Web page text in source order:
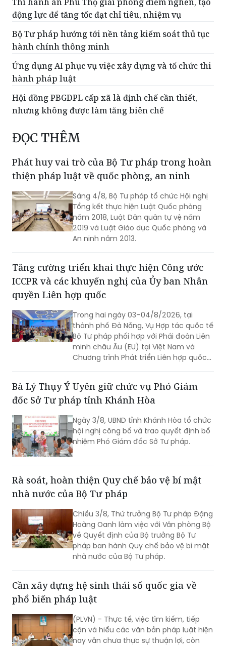
động lực để tăng tốc đạt chỉ tiêu, nhiệm vụ
Bộ Tư pháp hướng tới nền tảng kiểm soát thủ tục
hành chính thông minh
Ứng dụng AI phục vụ việc xây dựng và tổ chức thi
hành pháp luật
Hội đồng PBGDPL cấp xã là định chế cần thiết,
nhưng không được làm tăng biên chế
ĐỌC THÊM
Phát huy vai trò của Bộ Tư pháp trong hoàn
thiện pháp luật về quốc phòng, an ninh
Sáng 4/8, Bộ Tư pháp tổ chức Hội nghị
Tổng kết thực hiện Luật Quốc phòng
năm 2018, Luật Dân quân tự vệ năm
2019 và Luật Giáo dục Quốc phòng và
An ninh năm 2013.
Tăng cường triển khai thực hiện Công ước
ICCPR và các khuyến nghị của Ủy ban Nhân
quyền Liên hợp quốc
Trong hai ngày 03–04/8/2026, tại
thành phố Đà Nẵng, Vụ Hợp tác quốc tế
Bộ Tư pháp phối hợp với Phái đoàn Liên
minh châu Âu (EU) tại Việt Nam và
Chương trình Phát triển Liên hợp quốc
ban Nhân quyền Liên hợp quốc đối với
Báo cáo định kỳ lần thứ tư của Việt
các quyền dân sự và chính trị (ICCPR)
và Hội nghị tập huấn về thực hiện Công
ước ICCPR. Đây là chuỗi hoạt động
Việt Nam giai đoạn II” (EU JULE II), góp
phần nâng cao năng lực của các cơ
quan, tổ chức trong việc thực hiện các
quyền con người.
Bà Lý Thụy Ý Uyên giữ chức vụ Phó Giám
đốc Sở Tư pháp tỉnh Khánh Hòa
Ngày 3/8, UBND tỉnh Khánh Hòa tổ chức
hội nghị công bố và trao quyết định bổ
nhiệm Phó Giám đốc Sở Tư pháp.
Rà soát, hoàn thiện Quy chế bảo vệ bí mật
nhà nước của Bộ Tư pháp
Chiều 3/8, Thứ trưởng Bộ Tư pháp Đặng
Hoàng Oanh làm việc với Văn phòng Bộ
về Quyết định của Bộ trưởng Bộ Tư
pháp ban hành Quy chế bảo vệ bí mật
nhà nước của Bộ Tư pháp.
Cần xây dựng hệ sinh thái số quốc gia về
phổ biến pháp luật
(PLVN) - Thực tế, việc tìm kiếm, tiếp
cận và hiểu các văn bản pháp luật hiện
nay vẫn chưa thực sự thuận lợi, còn